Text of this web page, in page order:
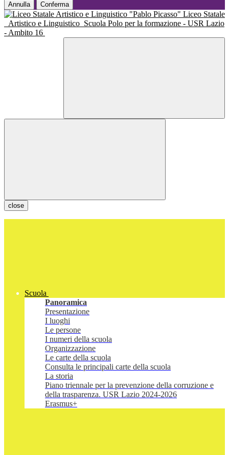
Annulla Conferma
Liceo Statale
Artistico e Linguistico Scuola Polo per la formazione - USR Lazio
- Ambito 16
close
Scuola
Panoramica
Presentazione
I luoghi
Le persone
I numeri della scuola
Organizzazione
Le carte della scuola
Consulta le principali carte della scuola
La storia
Piano triennale per la prevenzione della corruzione e
della trasparenza. USR Lazio 2024-2026
Erasmus+